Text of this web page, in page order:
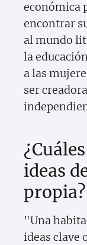
económica
encontrar
al mundo
la
a las
ser
ideas
propia?
"Una
ideas clave